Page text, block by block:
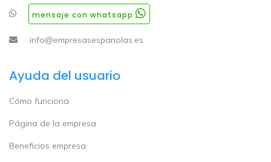
mensaje con whatsapp
info@empresasespanolas.es
Ayuda del usuario
Cómo funciona
Página de la empresa
Beneficios empresa